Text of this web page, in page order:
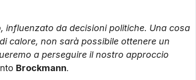
influenzato da decisioni politiche. Una cosa
calore, non sarà possibile ottenere un
a perseguire il nostro approccio
Brockmann.